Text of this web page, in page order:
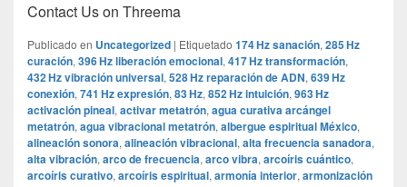
Contact Us on Threema
Publicado en Uncategorized | Etiquetado 174 Hz sanación, 285 Hz
curación, 396 Hz liberación emocional, 417 Hz transformación,
432 Hz vibración universal, 528 Hz reparación de ADN, 639 Hz
conexión, 741 Hz expresión, 83 Hz, 852 Hz intuición, 963 Hz
activación pineal, activar metatrón, agua curativa arcángel
metatrón, agua vibracional metatrón, albergue espiritual México,
alineación sonora, alineación vibracional, alta frecuencia sanadora,
alta vibración, arco de frecuencia, arco vibra, arcoíris cuántico,
arcoíris curativo, arcoíris espiritual, armonía interior, armonización